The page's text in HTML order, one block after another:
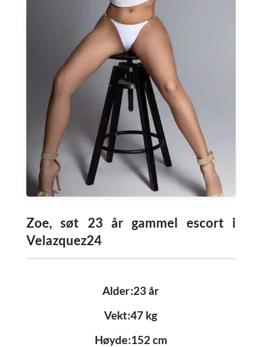
Zoe, søt 23 år gammel escort i
Velazquez24
Alder 23 år
Vekt 47 kg
Høyde 152 cm